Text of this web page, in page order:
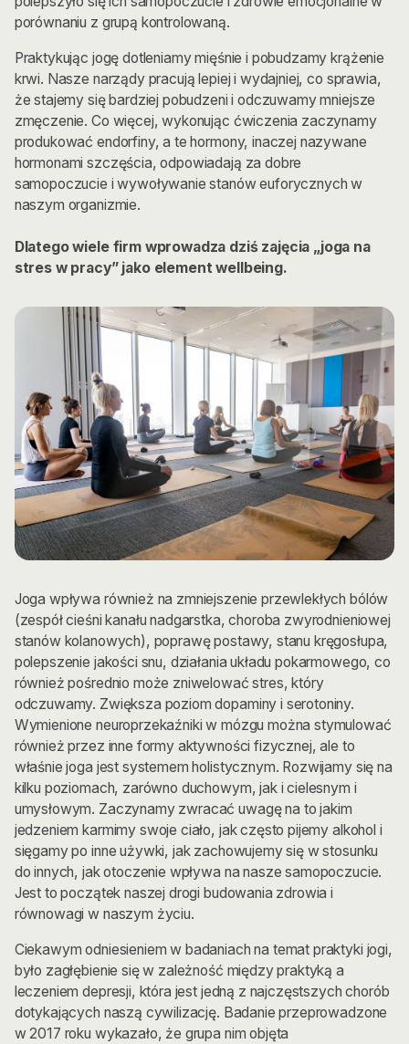
porównaniu z grupą kontrolowaną.
Praktykując jogę dotleniamy mięśnie i pobudzamy krążenie
krwi. Nasze narządy pracują lepiej i wydajniej, co sprawia,
że stajemy się bardziej pobudzeni i odczuwamy mniejsze
zmęczenie. Co więcej, wykonując ćwiczenia zaczynamy
produkować endorfiny, a te hormony, inaczej nazywane
hormonami szczęścia, odpowiadają za dobre
samopoczucie i wywoływanie stanów euforycznych w
naszym organizmie.
Dlatego wiele firm wprowadza dziś zajęcia „joga na
stres w pracy” jako element wellbeing.
Joga wpływa również na zmniejszenie przewlekłych bólów
(zespół cieśni kanału nadgarstka, choroba zwyrodnieniowej
stanów kolanowych), poprawę postawy, stanu kręgosłupa,
polepszenie jakości snu, działania układu pokarmowego, co
również pośrednio może zniwelować stres, który
odczuwamy. Zwiększa poziom dopaminy i serotoniny.
Wymienione neuroprzekaźniki w mózgu można stymulować
również przez inne formy aktywności fizycznej, ale to
właśnie joga jest systemem holistycznym. Rozwijamy się na
kilku poziomach, zarówno duchowym, jak i cielesnym i
umysłowym. Zaczynamy zwracać uwagę na to jakim
jedzeniem karmimy swoje ciało, jak często pijemy alkohol i
sięgamy po inne używki, jak zachowujemy się w stosunku
do innych, jak otoczenie wpływa na nasze samopoczucie.
Jest to początek naszej drogi budowania zdrowia i
równowagi w naszym życiu.
Ciekawym odniesieniem w badaniach na temat praktyki jogi,
było zagłębienie się w zależność między praktyką a
leczeniem depresji, która jest jedną z najczęstszych chorób
dotykających naszą cywilizację. Badanie przeprowadzone
w 2017 roku wykazało, że grupa nim objęta